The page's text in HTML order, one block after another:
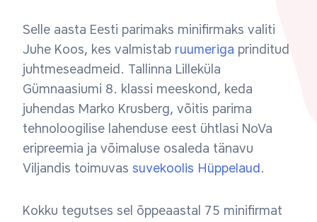
Selle aasta Eesti parimaks minifirmaks valiti
Juhe Koos, kes valmistab ruumeriga prinditud
juhtmeseadmeid. Tallinna Lilleküla
Gümnaasiumi 8. klassi meeskond, keda
juhendas Marko Krusberg, võitis parima
tehnoloogilise lahenduse eest ühtlasi NoVa
eripreemia ja võimaluse osaleda tänavu
Viljandis toimuvas suvekoolis Hüppelaud.
Kokku tegutses sel õppeaastal 75 minifirmat